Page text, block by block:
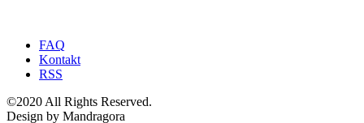
FAQ
Kontakt
RSS
©2020 All Rights Reserved.
Design by Mandragora